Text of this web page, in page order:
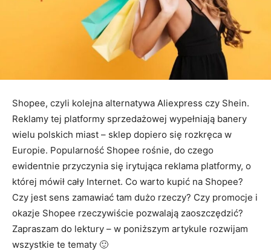
Shopee, czyli kolejna alternatywa Aliexpress czy Shein.
Reklamy tej platformy sprzedażowej wypełniają banery
wielu polskich miast – sklep dopiero się rozkręca w
Europie. Popularność Shopee rośnie, do czego
ewidentnie przyczynia się irytująca reklama platformy, o
której mówił cały Internet. Co warto kupić na Shopee?
Czy jest sens zamawiać tam dużo rzeczy? Czy promocje i
okazje Shopee rzeczywiście pozwalają zaoszczędzić?
Zapraszam do lektury – w poniższym artykule rozwijam
wszystkie te tematy 🙂